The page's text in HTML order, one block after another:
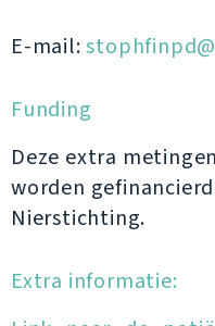
E-mail:
Funding
Deze extra
worden
Nierstichting.
Extra informatie: